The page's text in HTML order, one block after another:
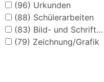
(96) Urkunden
(88) Schülerarbeiten
(83) Bild- und Schriftkarten
(79) Zeichnung/Grafik